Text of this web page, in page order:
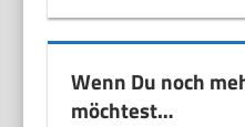
Wenn Du noch
möchtest…